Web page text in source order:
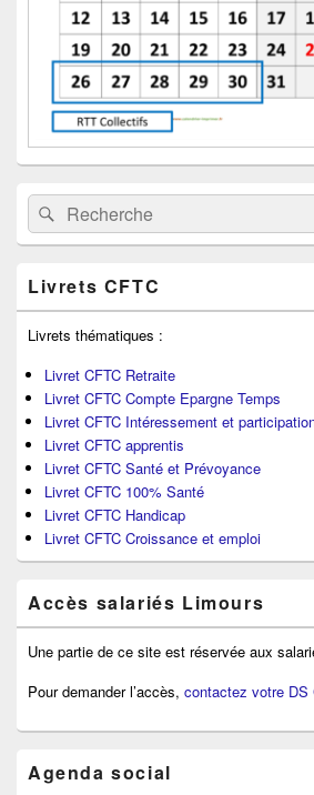
Recherche :Rechercher
Livrets CFTC
Livrets thématiques :
Livret CFTC Retraite
Livret CFTC Compte Epargne Temps
Livret CFTC Intéressement et
Livret CFTC apprentis
Livret CFTC Santé et Prévoyance
Livret CFTC 100% Santé
Livret CFTC Handicap
Livret CFTC Croissance et emploi
Accès salariés Limours
Une partie de ce site est réservée aux
Pour demander l’accès, contactez votre DS
Agenda social